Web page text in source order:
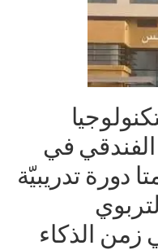
الفندقي في
دورة تدريبيّة
زمن الذكاء